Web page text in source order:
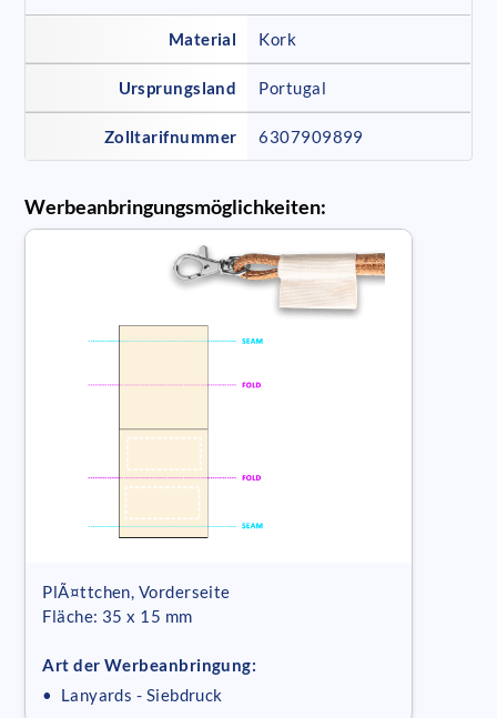
Material Kork
Ursprungsland Portugal
Zolltarifnummer 6307909899
Werbeanbringungsmöglichkeiten:
PlÃ¤ttchen, Vorderseite
Fläche: 35 x 15 mm
Art der Werbeanbringung:
• Lanyards - Siebdruck